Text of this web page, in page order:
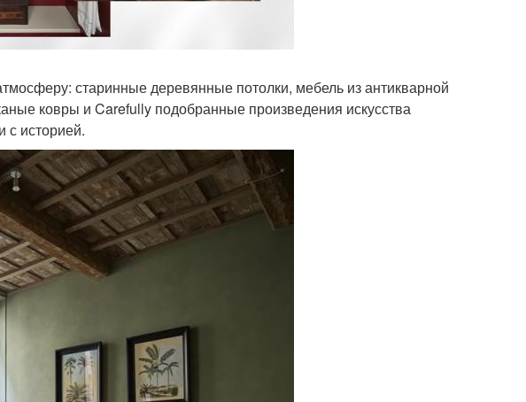
старинные деревянные потолки, мебель из антикварной
ковры и Carefully подобранные произведения искусства
с историей.